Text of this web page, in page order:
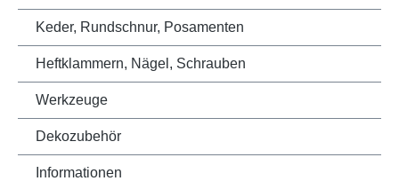
Keder, Rundschnur, Posamenten
Heftklammern, Nägel, Schrauben
Werkzeuge
Dekozubehör
Informationen